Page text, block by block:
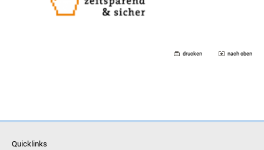
drucken nach oben
Quicklinks